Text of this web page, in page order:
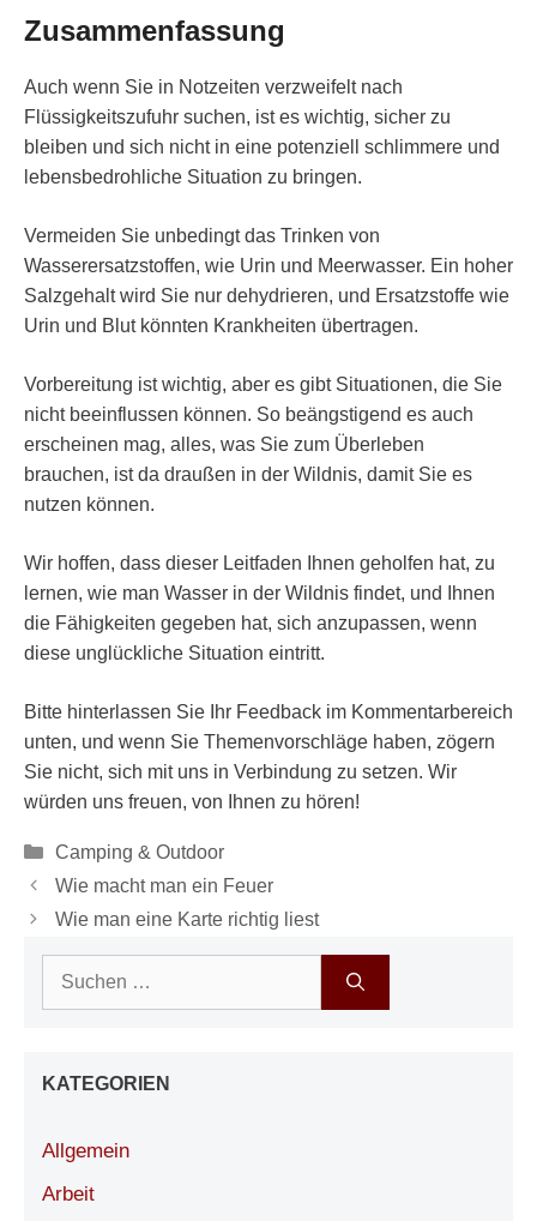
Zusammenfassung
Auch wenn Sie in Notzeiten verzweifelt nach
Flüssigkeitszufuhr suchen, ist es wichtig, sicher zu
bleiben und sich nicht in eine potenziell schlimmere und
lebensbedrohliche Situation zu bringen.
Vermeiden Sie unbedingt das Trinken von
Wasserersatzstoffen, wie Urin und Meerwasser. Ein hoher
Salzgehalt wird Sie nur dehydrieren, und Ersatzstoffe wie
Urin und Blut könnten Krankheiten übertragen.
Vorbereitung ist wichtig, aber es gibt Situationen, die Sie
nicht beeinflussen können. So beängstigend es auch
erscheinen mag, alles, was Sie zum Überleben
brauchen, ist da draußen in der Wildnis, damit Sie es
nutzen können.
Wir hoffen, dass dieser Leitfaden Ihnen geholfen hat, zu
lernen, wie man Wasser in der Wildnis findet, und Ihnen
die Fähigkeiten gegeben hat, sich anzupassen, wenn
diese unglückliche Situation eintritt.
Bitte hinterlassen Sie Ihr Feedback im Kommentarbereich
unten, und wenn Sie Themenvorschläge haben, zögern
Sie nicht, sich mit uns in Verbindung zu setzen. Wir
würden uns freuen, von Ihnen zu hören!
Kategorien
Camping & Outdoor
Wie macht man ein Feuer
Wie man eine Karte richtig liest
Suchen
KATEGORIEN
Allgemein
Arbeit